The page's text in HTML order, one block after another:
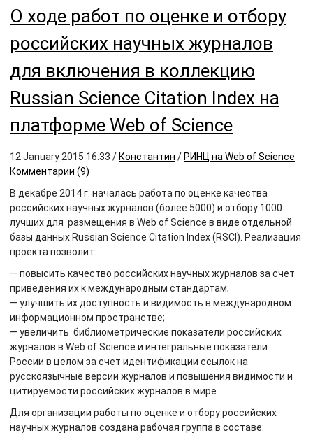
О ходе работ по оценке и отбору
российских научных журналов
для включения в коллекцию
Russian Science Citation Index на
платформе Web of Science
12 January 2015 16:33 / Константин / РИНЦ на Web of Science
Комментарии (9)
В декабре 2014 г. началась работа по оценке качества
российских научных журналов (более 5000) и отбору 1000
лучших для размещения в Web of Science в виде отдельной
базы данных Russian Science Citation Index (RSCI). Реализация
проекта позволит:
— повысить качество российских научных журналов за счет
приведения их к международным стандартам;
— улучшить их доступность и видимость в международном
информационном пространстве;
— увеличить библиометрические показатели российских
журналов в Web of Science и интегральные показатели
России в целом за счет идентификации ссылок на
русскоязычные версии журналов и повышения видимости и
цитируемости российских журналов в мире.
Для организации работы по оценке и отбору российских
научных журналов создана рабочая группа в составе: